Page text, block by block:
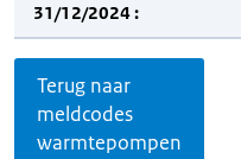
31/12/2024 :
Terug naar
meldcodes
warmtepompen